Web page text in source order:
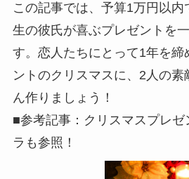
この記事では、予算1万円以
生の彼氏が喜ぶプレゼントを
す。恋人たちにとって1年を締
ントのクリスマスに、2人の素
ん作りましょう！
■参考記事：クリスマスプレ
ラも参照！